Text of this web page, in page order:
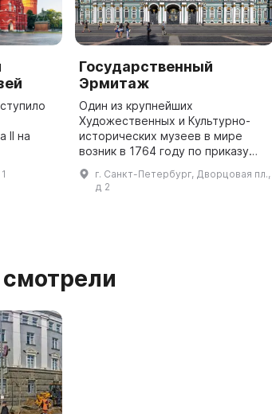
II на
Государственный
Эрмитаж
Один из крупнейших
Художественных и Культурно-
исторических музеев в мире
возник в 1764 году по приказу
императрицы Екатерины II, как
частное собрание. Музей был
открыт для посещения в 1852
г. Санкт-Петербург, Дворцовая пл.,
д 2